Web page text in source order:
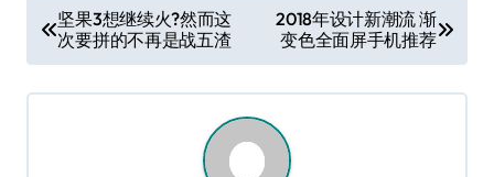
章
导
坚果3想继续火?然而这
次要拼的不再是战五渣
2018年设计新潮流 渐
变色全面屏手机推荐